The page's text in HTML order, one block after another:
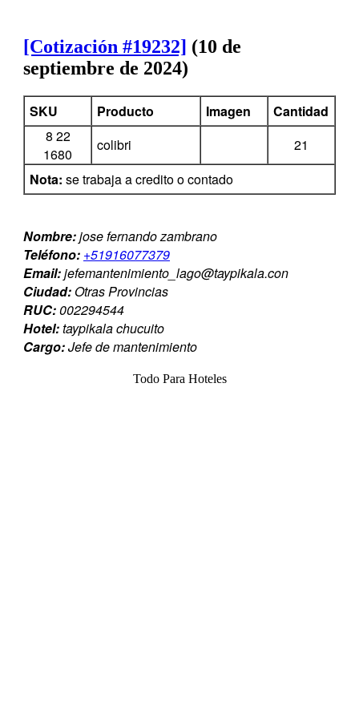
[Cotización #19232] (10 de
septiembre de 2024)
SKU Producto Imagen
Cantidad
8 22
1680
colibri
21
Nota: se trabaja a credito o contado
Nombre:jose fernando zambrano
Teléfono: +51916077379
Email:jefemantenimiento_lago@taypikala.con
Ciudad:Otras Provincias
RUC:002294544
Hotel:taypikala chucuito
Cargo:Jefe de mantenimiento
Todo Para Hoteles